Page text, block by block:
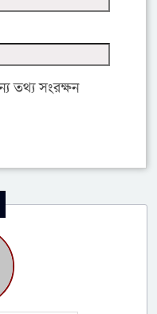
তথ্য সংরক্ষন